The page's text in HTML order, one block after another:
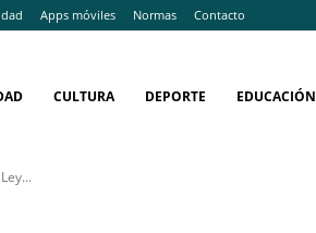
Apps móviles Normas Contacto
CULTURA DEPORTE EDUCACIÓN